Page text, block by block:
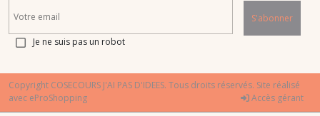
S'abonner
Je ne suis pas un robot
Copyright COSECOURS J'AI PAS D'IDEES. Tous droits réservés. Site réalisé
avec eProShopping Accès gérant